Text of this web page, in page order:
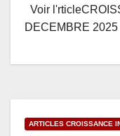
Voir
DECEMBRE 2025
ARTICLES CROISSANCE